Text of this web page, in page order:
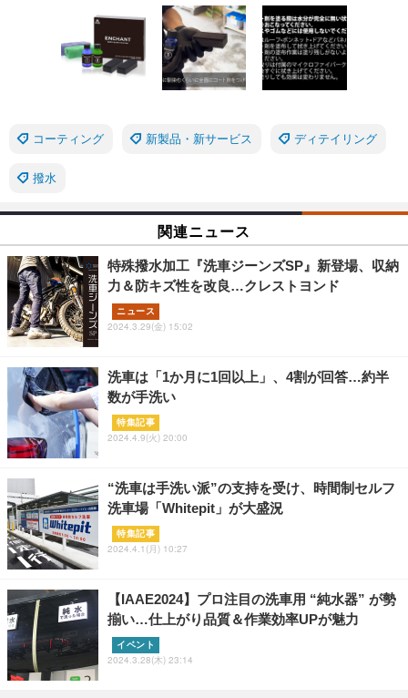
コーティング 新製品・新サービス ディテイリング
撥水
関連ニュース
特殊撥水加工『洗車ジーンズSP』新登場、収納
力＆防キズ性を改良…クレストヨンド
ニュース
2024.3.29(金) 15:02
洗車は「1か月に1回以上」、4割が回答…約半
数が手洗い
特集記事
2024.4.9(火) 20:00
“洗車は手洗い派”の支持を受け、時間制セルフ
洗車場「Whitepit」が大盛況
特集記事
2024.4.1(月) 10:27
【IAAE2024】プロ注目の洗車用 “純水器” が勢
揃い…仕上がり品質＆作業効率UPが魅力
イベント
2024.3.28(木) 23:14